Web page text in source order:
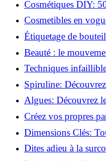
Cosmétiques DIY:
pour sublimer votre
Cosmetibles en
100% comestible!
Étiquetage de
astuces
Beauté : le
surconsommation !
Techniques
naturellement:
Spiruline:
revitaliser les peaux
Algues: Découvrez
la santé et la beauté!
Créez vos propres
de la fabrication
Dimensions Clés:
salle de bains!
Dites adieu à la